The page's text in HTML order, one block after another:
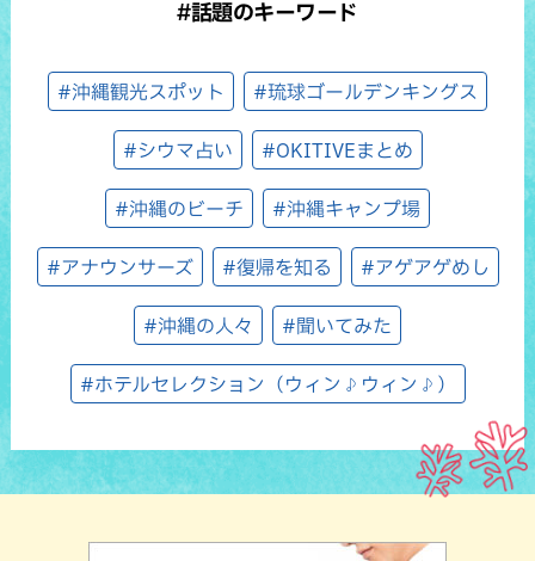
#話題のキーワード
#沖縄観光スポット #琉球ゴールデンキングス
#シウマ占い #OKITIVEまとめ
#沖縄のビーチ #沖縄キャンプ場
#アナウンサーズ #復帰を知る #アゲアゲめし
#沖縄の人々 #聞いてみた
#ホテルセレクション（ウィン♪ウィン♪）